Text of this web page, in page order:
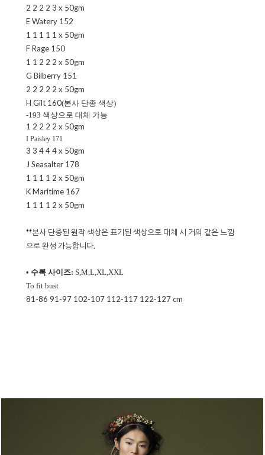
2 2 2 2 3 x 50gm
E Watery 152
1 1 1 1 1 x 50gm
F Rage 150
1 1 2 2 2 x 50gm
G Bilberry 151
2 2 2 2 2 x 50gm
H Gilt 160(본사 단종 색상)
-193 색상으로 대체 가능
1 2 2 2 2 x 50gm
I Paisley 171
3 3 4 4 4 x 50gm
J Seasalter 178
1 1 1 1 2 x 50gm
K Maritime 167
1 1 1 1 2 x 50gm
**본사 단종된 원작 색상은 표기된 색상으로 대체 시 거의 같은 느낌
으로 완성 가능합니다.
• 수록 사이즈: S,M,L,XL,XXL
To fit bust
81-86 91-97 102-107 112-117 122-127 cm